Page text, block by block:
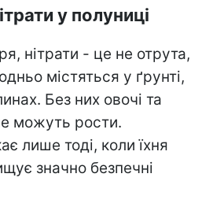
у полуниці
нітрати - це не отрута,
містяться у ґрунті,
Без них овочі та
можуть рости.
лише тоді, коли їхня
значно безпечні